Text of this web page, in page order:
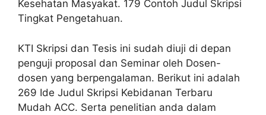
Kesehatan Masyakat. 179 Contoh Judul Skripsi
Tingkat Pengetahuan.
KTI Skripsi dan Tesis ini sudah diuji di depan
penguji proposal dan Seminar oleh Dosen-
dosen yang berpengalaman. Berikut ini adalah
269 Ide Judul Skripsi Kebidanan Terbaru
Mudah ACC. Serta penelitian anda dalam